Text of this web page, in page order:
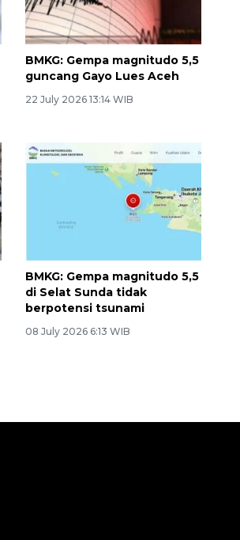
BMKG: Gempa magnitudo 5,5
guncang Gayo Lues Aceh
22 July 2026 13:14 WIB
BMKG: Gempa magnitudo 5,5
di Selat Sunda tidak
berpotensi tsunami
08 July 2026 6:13 WIB